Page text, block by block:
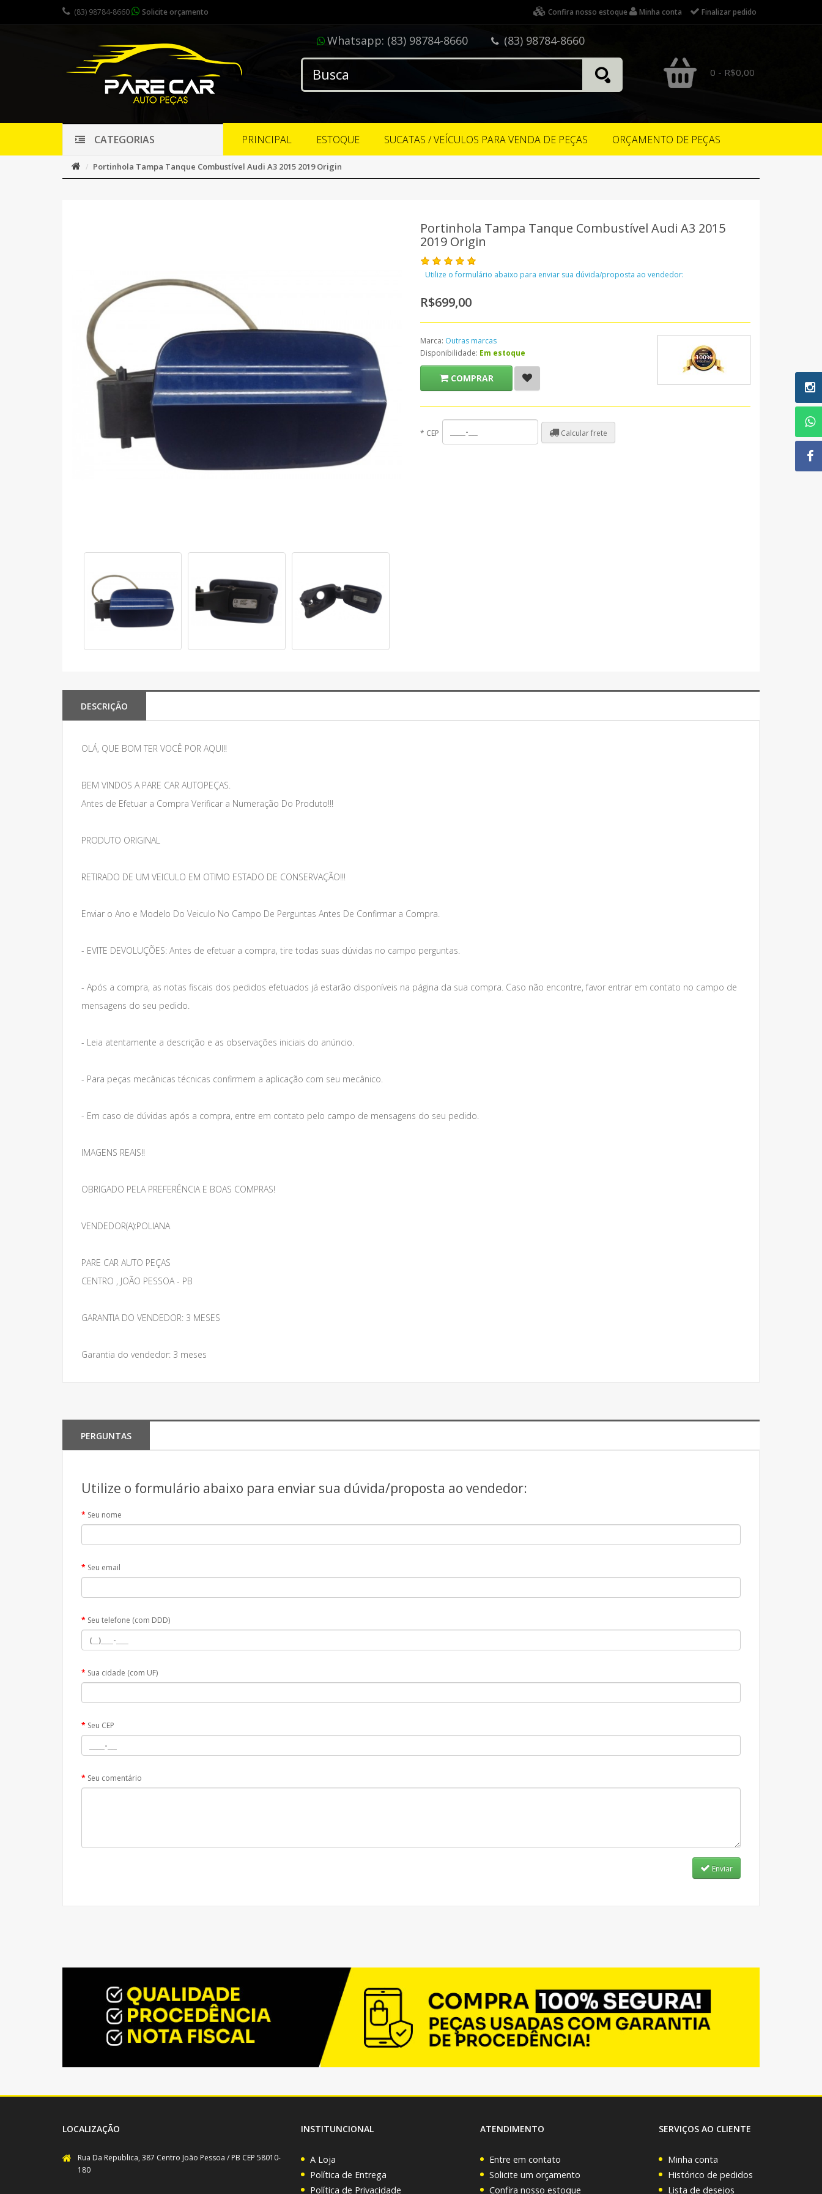
(83) 98784-8660 Solicite orçamento Confira nosso estoque Minha conta Finalizar pedido
Whatsapp: (83) 98784-8660 (83) 98784-8660
0 - R$0,00
CATEGORIAS PRINCIPAL ESTOQUE SUCATAS / VEÍCULOS PARA VENDA DE PEÇAS ORÇAMENTO DE PEÇAS
Portinhola Tampa Tanque Combustível Audi A3 2015 2019 Origin
Portinhola Tampa Tanque Combustível Audi A3 2015
2019 Origin
Utilize o formulário abaixo para enviar sua dúvida/proposta ao vendedor:
R$699,00
Marca: Outras marcas
Disponibilidade: Em estoque
COMPRAR
* CEP Calcular frete
DESCRIÇÃO
OLÁ, QUE BOM TER VOCÊ POR AQUI!!
BEM VINDOS A PARE CAR AUTOPEÇAS.
Antes de Efetuar a Compra Verificar a Numeração Do Produto!!!
PRODUTO ORIGINAL
RETIRADO DE UM VEICULO EM OTIMO ESTADO DE CONSERVAÇÃO!!!
Enviar o Ano e Modelo Do Veiculo No Campo De Perguntas Antes De Confirmar a Compra.
- EVITE DEVOLUÇÕES: Antes de efetuar a compra, tire todas suas dúvidas no campo perguntas.
- Após a compra, as notas fiscais dos pedidos efetuados já estarão disponíveis na página da sua compra. Caso não encontre, favor entrar em contato no campo de
mensagens do seu pedido.
- Leia atentamente a descrição e as observações iniciais do anúncio.
- Para peças mecânicas técnicas confirmem a aplicação com seu mecânico.
- Em caso de dúvidas após a compra, entre em contato pelo campo de mensagens do seu pedido.
IMAGENS REAIS!!
OBRIGADO PELA PREFERÊNCIA E BOAS COMPRAS!
VENDEDOR(A):POLIANA
PARE CAR AUTO PEÇAS
CENTRO , JOÃO PESSOA - PB
GARANTIA DO VENDEDOR: 3 MESES
Garantia do vendedor: 3 meses
PERGUNTAS
Utilize o formulário abaixo para enviar sua dúvida/proposta ao vendedor:
Seu nome
Seu email
Seu telefone (com DDD)
Sua cidade (com UF)
Seu CEP
Seu comentário
Enviar
LOCALIZAÇÃO
Rua Da Republica, 387 Centro João Pessoa / PB CEP 58010-
180
INSTITUNCIONAL
A Loja
Política de Entrega
Política de Privacidade
ATENDIMENTO
Entre em contato
Solicite um orçamento
Confira nosso estoque
SERVIÇOS AO CLIENTE
Minha conta
Histórico de pedidos
Lista de desejos